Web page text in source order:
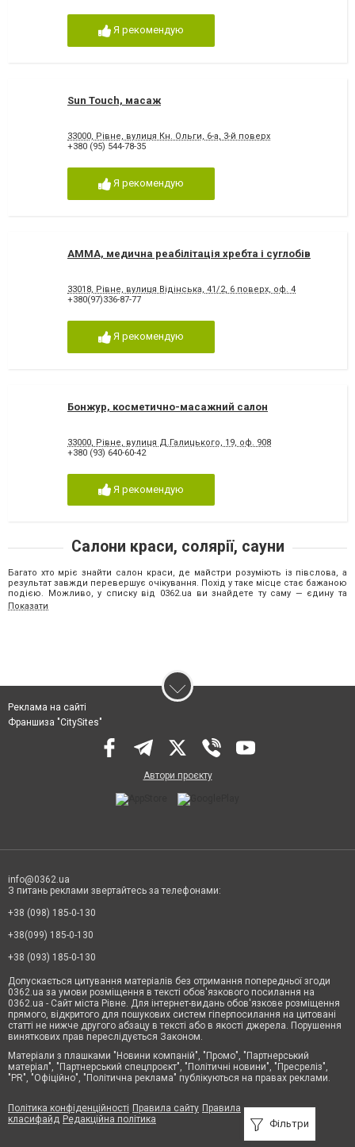
Я рекомендую
Sun Touch, масаж
33000, Рівне, вулиця Кн. Ольги, 6-а, 3-й поверх
+380 (95) 544-78-35
Я рекомендую
AMMA, медична реабілітація хребта і суглобів
33018, Рівне, вулиця Відінська, 41/2, 6 поверх, оф. 4
+380(97)336-87-77
Я рекомендую
Бонжур, косметично-масажний салон
33000, Рівне, вулиця Д.Галицького, 19, оф. 908
+380 (93) 640-60-42
Я рекомендую
Салони краси, солярії, сауни
Багато хто мріє знайти салон краси, де майстри розуміють із півслова, а
результат завжди перевершує очікування. Похід у таке місце стає бажаною
подією. Можливо, у списку від 0362.ua ви знайдете ту саму — єдину та
неповторну — студію, створену ніби спеціально для вас! На сторінці
Нігтьовий сервіс
Салони краси та перукарні
Тату, татуаж, перманентний макіяж, пірсинг
недоліки та підкреслять переваги.
Також у центрах краси пропонують низку послуг для чоловіків. Ви можете
відвідати найпопулярніших майстрів, які виконають модні стрижки.
Вибирайте найближчий заклад і записуйтесь на сеанс по контактному
подарунковий сертифікат, який стане доречним подарунком на будь-яке
наростити вії, виконати ламінування або татуаж. На Вас чекає відмінний
Чому важливо обрати добрий заклад
·Використання якісних косметичних засобів без додавання речовин, що
шкодять організму. Більшість топових місць застосовують виключно
органіку. А там, де не обійтися без хімії, наприклад, при сильному
освітленні волосся, використовують тільки дбайливі компоненти.
·Наявність досвідчених майстрів, які добре знайомі з усіма нюансами
процедури.
Чудовий сервіс – кава, чай, усміхнені адміністратори та повна
·Зручне розташування, чудова транспортна доступність та паркувальні
місця.
Рекомендуємо відвідувати перевірені заклади з хорошими відгуками,
Показати
Фільтри
Реклама на сайті
Франшиза "CitySites"
Автори проєкту
info@0362.ua
З питань реклами звертайтесь за телефонами:
+38 (098) 185-0-130
+38(099) 185-0-130
+38 (093) 185-0-130
Допускається цитування матеріалів без отримання попередньої згоди
0362.ua за умови розміщення в тексті обов'язкового посилання на
0362.ua - Сайт міста Рівне. Для інтернет-видань обов'язкове розміщення
прямого, відкритого для пошукових систем гіперпосилання на цитовані
статті не нижче другого абзацу в тексті або в якості джерела. Порушення
виняткових прав переслідується Законом.
Матеріали з плашками "Новини компаній", "Промо", "Партнерський
матеріал", "Партнерський спецпроєкт", "Політичні новини", "Пресреліз",
"PR", "Офіційно", "Політична реклама" публікуються на правах реклами.
Політика конфіденційності Правила сайту Правила
класифайд Редакційна політика